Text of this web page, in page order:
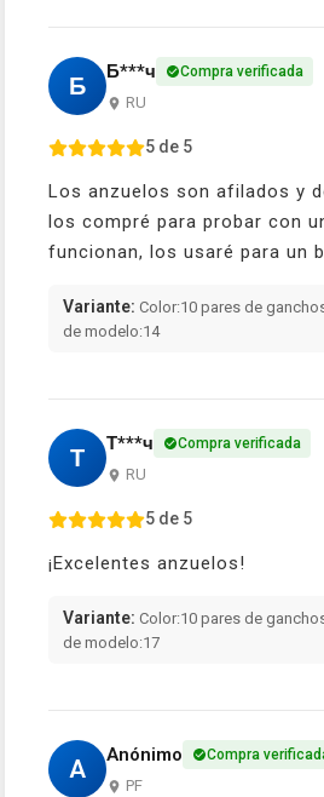
Б Б***ч Compra verificada
RU
5 de 5
Los anzuelos son afilados y
los compré para probar con
funcionan, los usaré para un
Variante: Color:10 pares de
de modelo:14
Т Т***ч Compra verificada
RU
5 de 5
¡Excelentes anzuelos!
Variante: Color:10 pares de
de modelo:17
A Anónimo Compra
PF